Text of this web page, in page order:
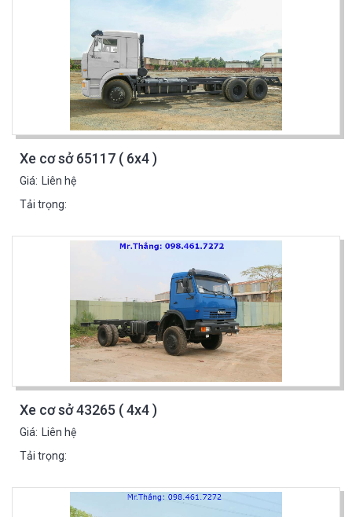
Xe cơ sở 65117 ( 6x4 )
Giá:
Liên hệ
Tải trọng:
Xe cơ sở 43265 ( 4x4 )
Giá:
Liên hệ
Tải trọng: